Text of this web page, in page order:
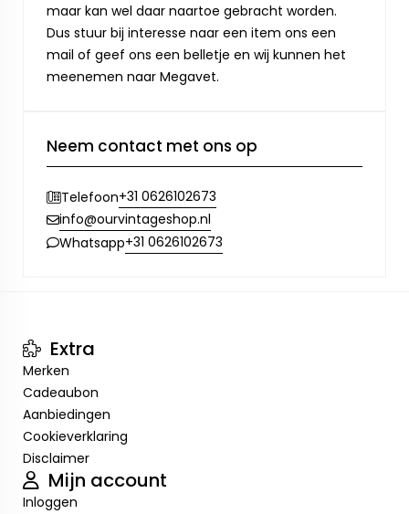
maar kan wel daar naartoe gebracht worden.
Dus stuur bij interesse naar een item ons een
mail of geef ons een belletje en wij kunnen het
meenemen naar Megavet.
Neem contact met ons op
Telefoon+31 0626102673
info@ourvintageshop.nl
Whatsapp+31 0626102673
Extra
Merken
Cadeaubon
Aanbiedingen
Cookieverklaring
Disclaimer
Mijn account
Inloggen